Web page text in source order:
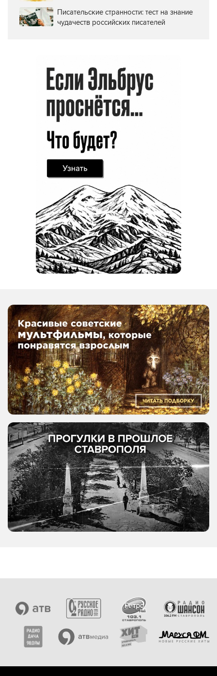
Писательские странности: тест на знание
чудачеств российских писателей